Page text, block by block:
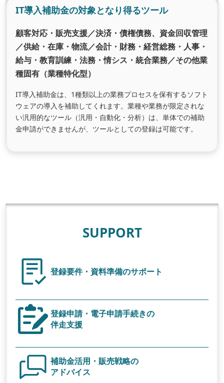
IT導入補助金の対象となり得るツール
顧客対応・販売支援／決済・債権債務、資金回収管理
／供給・在庫・物流／会計・財務・経営総務・人事・
給与・教育訓練・法務・情シス・統合業務／その他業
種固有（業種特化型）
IT導入補助金は、1種類以上の業務プロセスを保有するソフト
ウェアの導入を補助してくれます。業種や業務が限定されな
い汎用的なツール（汎用・自動化・分析）は、単体での補助
金申請ができませんが、ツールとしての登録は可能です。
SUPPORT
登録要件・資料準備のサポート
登録申請・電子申請手続きの
伴走支援
補助金活用・販売戦略の
アドバイス